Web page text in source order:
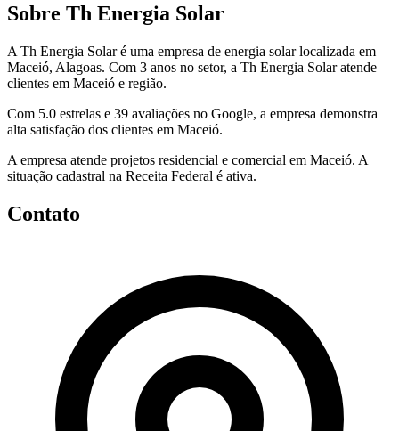
Sobre Th Energia Solar
A Th Energia Solar é uma empresa de energia solar localizada em
Maceió, Alagoas. Com 3 anos no setor, a Th Energia Solar atende
clientes em Maceió e região.
Com 5.0 estrelas e 39 avaliações no Google, a empresa demonstra
alta satisfação dos clientes em Maceió.
A empresa atende projetos residencial e comercial em Maceió. A
situação cadastral na Receita Federal é ativa.
Contato